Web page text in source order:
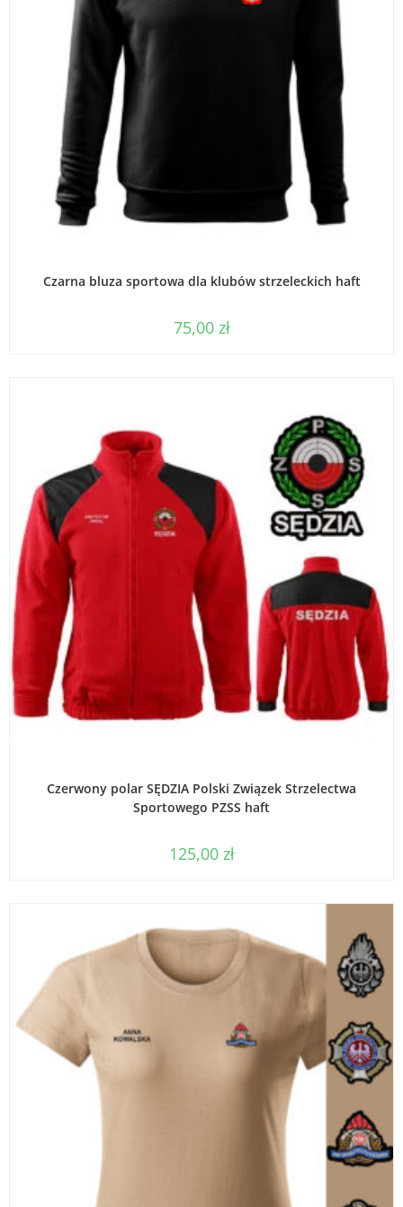
Czarna bluza sportowa dla klubów strzeleckich haft
75,00 zł
Czerwony polar SĘDZIA Polski Związek Strzelectwa
Sportowego PZSS haft
125,00 zł